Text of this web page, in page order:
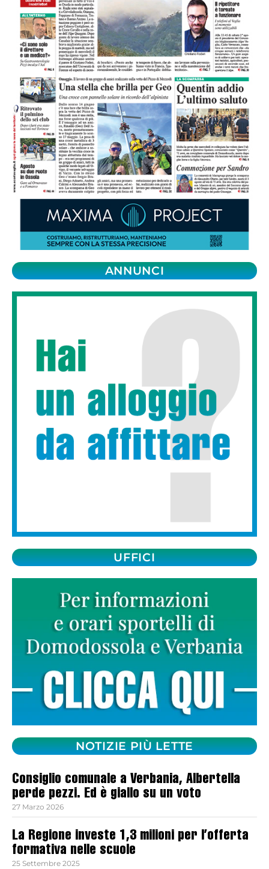
ANNUNCI
UFFICI
NOTIZIE PIÙ LETTE
Consiglio comunale a Verbania, Albertella
perde pezzi. Ed è giallo su un voto
27 Marzo 2026
La Regione investe 1,3 milioni per l’offerta
formativa nelle scuole
25 Settembre 2025